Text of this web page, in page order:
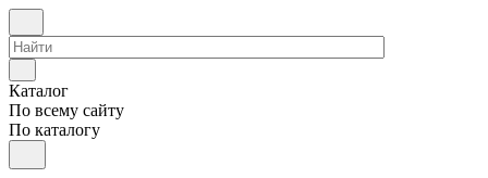
Каталог
По всему сайту
По каталогу